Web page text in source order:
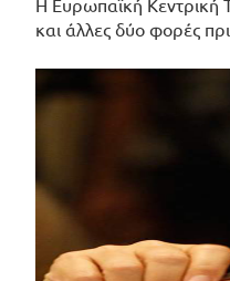
Η Ευρωπαϊκή Κεντρική
και άλλες δύο φορές